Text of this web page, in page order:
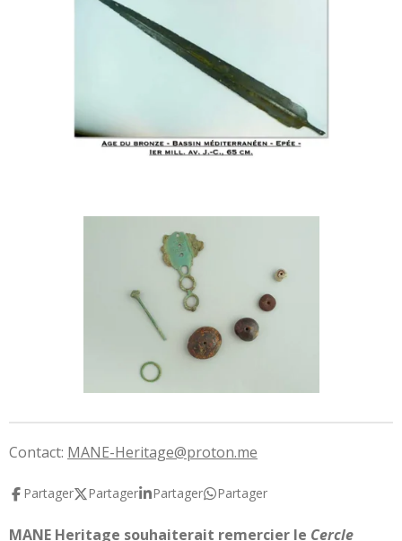
Contact: MANE-Heritage@proton.me
Partager Partager Partager Partager
MANE Heritage souhaiterait remercier le Cercle